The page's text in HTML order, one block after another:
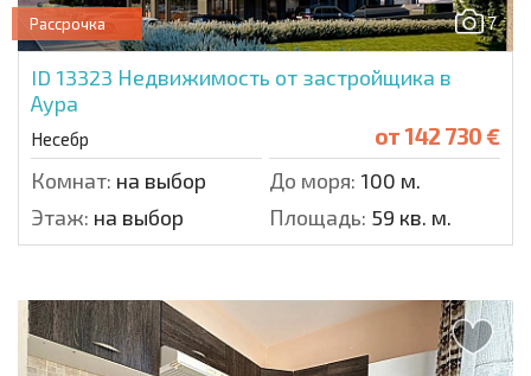
7
Рассрочка
ID 13323 Недвижимость от застройщика в
Аура
Несебр от142 730 €
Комнат: на выбор До моря: 100 м.
Этаж: на выбор Площадь: 59 кв. м.